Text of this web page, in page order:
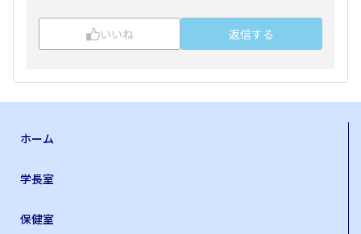
いいね 返信する
ホーム
学長室
保健室